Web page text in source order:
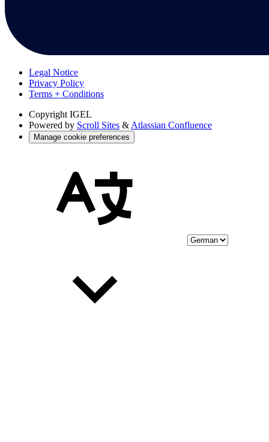
Legal Notice
Privacy Policy
Terms + Conditions
Copyright IGEL
Powered by Scroll Sites & Atlassian Confluence
Manage cookie preferences